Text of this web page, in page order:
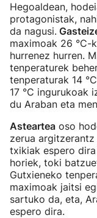
Hegoaldean,
protagonistak,
da nagusi.
maximoak 26 °C-
hurrenez hurren.
tenperaturek
tenperaturak 14
17 °C ingurukoak
du Araban eta
Asteartea oso
zerua
txikiak espero
horiek, toki
Gutxieneko
maximoak jaitsi
sartuko da, eta,
espero dira.